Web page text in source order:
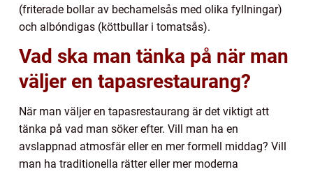
(friterade bollar av bechamelsås med olika fyllningar)
och albóndigas (köttbullar i tomatsås).
Vad ska man tänka på när man
väljer en tapasrestaurang?
När man väljer en tapasrestaurang är det viktigt att
tänka på vad man söker efter. Vill man ha en
avslappnad atmosfär eller en mer formell middag? Vill
man ha traditionella rätter eller mer moderna